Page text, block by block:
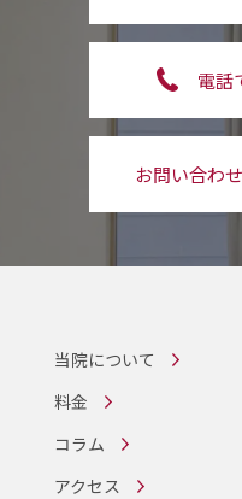
電話
お問い合わ
当院について
料金
コラム
アクセス